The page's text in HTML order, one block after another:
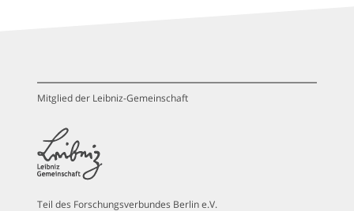
Mitglied der Leibniz-Gemeinschaft
Teil des Forschungsverbundes Berlin e.V.